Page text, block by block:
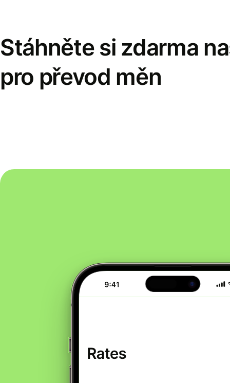
Stáhněte si zdarma
pro převod měn